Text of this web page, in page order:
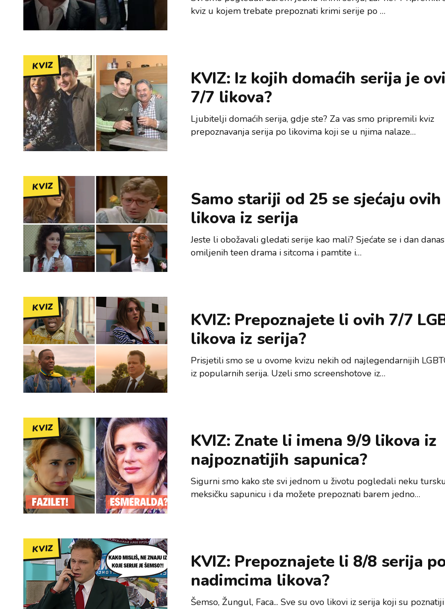
kviz u kojem trebate prepoznati krimi serije po …
KVIZ
KVIZ: Iz kojih domaćih serija je
7/7 likova?
Ljubitelji domaćih serija, gdje ste? Za vas smo pripremili kviz
prepoznavanja serija po likovima koji se u njima nalaze…
KVIZ
Samo stariji od 25 se sjećaju
likova iz serija
Jeste li obožavali gledati serije kao mali? Sjećate se i dan
omiljenih teen drama i sitcoma i pamtite i…
KVIZ
KVIZ: Prepoznajete li ovih 7/7
likova iz serija?
Prisjetili smo se u ovome kvizu nekih od najlegendarnijih
iz popularnih serija. Uzeli smo screenshotove iz…
KVIZ
KVIZ: Znate li imena 9/9 likova iz
najpoznatijih sapunica?
Sigurni smo kako ste svi jednom u životu pogledali neku
meksičku sapunicu i da možete prepoznati barem jedno…
KVIZ
KVIZ: Prepoznajete li 8/8 serija
nadimcima likova?
Šemso, Žungul, Faca... Sve su ovo likovi iz serija koji su